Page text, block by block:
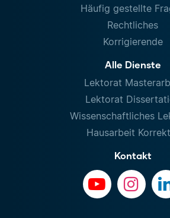
Häufig gestellte
Rechtliches
Korrigierende
Alle Dienste
Lektorat
Lektorat
Wissenschaftliches
Hausarbeit
Kontakt